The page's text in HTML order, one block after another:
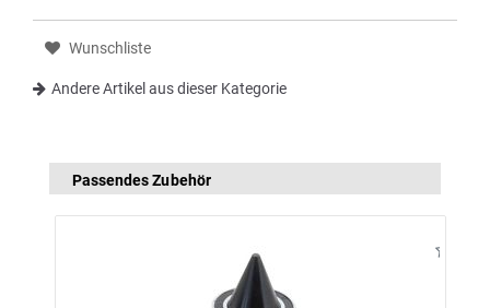
Wunschliste
Andere Artikel aus dieser Kategorie
Passendes Zubehör